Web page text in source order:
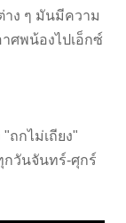
าง ๆ มันมีความ
ศพน้องไปเอ็กซ์
ถกไม่เถียง"
กวันจันทร์-ศุกร์